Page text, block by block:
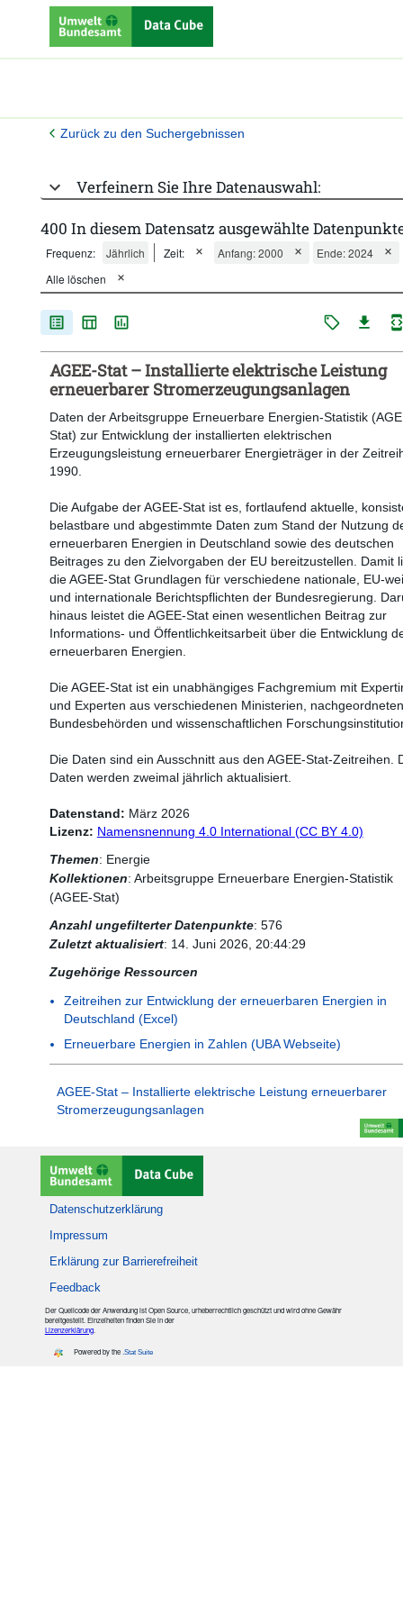
Zurück zu den Suchergebnissen
Verfeinern Sie Ihre Datenauswahl:
400 In diesem Datensatz ausgewählte
Frequenz: Jährlich Zeit: Anfang: 2000
Ende: 2024
Alle löschen
AGEE-Stat – Installierte elektrische Leistung
erneuerbarer Stromerzeugungsanlagen
Daten der Arbeitsgruppe Erneuerbare Energien-Statistik
Stat) zur Entwicklung der installierten elektrischen
Erzeugungsleistung erneuerbarer Energieträger in der
1990.
Die Aufgabe der AGEE-Stat ist es, fortlaufend aktuelle,
belastbare und abgestimmte Daten zum Stand der Nutzung
erneuerbaren Energien in Deutschland sowie des deutschen
Beitrages zu den Zielvorgaben der EU bereitzustellen. Damit
die AGEE-Stat Grundlagen für verschiedene nationale, EU-
und internationale Berichtspflichten der Bundesregierung.
hinaus leistet die AGEE-Stat einen wesentlichen Beitrag zur
Informations- und Öffentlichkeitsarbeit über die Entwicklung
erneuerbaren Energien.
Die AGEE-Stat ist ein unabhängiges Fachgremium mit
und Experten aus verschiedenen Ministerien, nachgeordneten
Bundesbehörden und wissenschaftlichen
Die Daten sind ein Ausschnitt aus den AGEE-Stat-Zeitreihen.
Daten werden zweimal jährlich aktualisiert.
Datenstand: März 2026
Lizenz: Namensnennung 4.0 International (CC BY 4.0)
Themen: Energie
Kollektionen: Arbeitsgruppe Erneuerbare Energien-Statistik
(AGEE-Stat)
Anzahl ungefilterter Datenpunkte: 576
Zuletzt aktualisiert: 14. Juni 2026, 20:44:29
Zugehörige Ressourcen
Zeitreihen zur Entwicklung der erneuerbaren Energien in
Deutschland (Excel)
Erneuerbare Energien in Zahlen (UBA Webseite)
AGEE-Stat – Installierte elektrische Leistung erneuerbarer
Stromerzeugungsanlagen
Datenschutzerklärung
Impressum
Erklärung zur Barrierefreiheit
Feedback
Der Quellcode der Anwendung ist Open Source, urheberrechtlich geschützt und wird ohne Gewähr
bereitgestellt. Einzelheiten finden Sie in der
Lizenzerklärung.
Powered by the .Stat Suite